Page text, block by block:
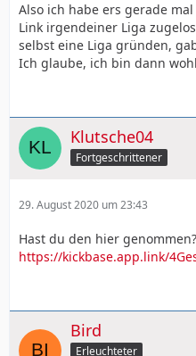
Also ich habe ers gerade
Link irgendeiner Liga
selbst eine Liga gründen,
Ich glaube, ich bin dann
Klutsche04
Fortgeschrittener
29. August 2020 um 23:43
Hast du den hier genommen?
https://kickbase.app.link/
Bird
Erleuchteter